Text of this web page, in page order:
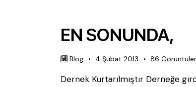
EN SONUNDA,
Blog 4 Şubat 2013 86
Dernek Kurtarılmıştır Derneğe